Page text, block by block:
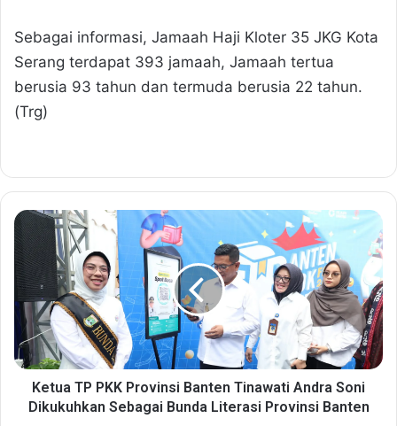
Sebagai informasi, Jamaah Haji Kloter 35 JKG Kota
Serang terdapat 393 jamaah, Jamaah tertua
berusia 93 tahun dan termuda berusia 22 tahun.
(Trg)
K
e
u
P
K
Ketua TP PKK Provinsi Banten Tinawati Andra Soni
Dikukuhkan Sebagai Bunda Literasi Provinsi Banten